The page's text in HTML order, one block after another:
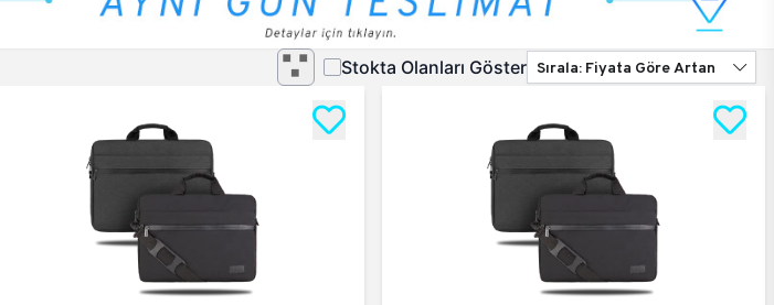
Stokta Olanları Göster Sırala: Fiyata Göre Artan